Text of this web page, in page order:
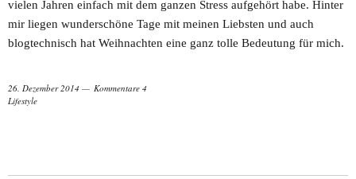
vielen Jahren einfach mit dem ganzen Stress aufgehört habe. Hinter
mir liegen wunderschöne Tage mit meinen Liebsten und auch
blogtechnisch hat Weihnachten eine ganz tolle Bedeutung für mich.
26. Dezember 2014
Kommentare 4
Lifestyle